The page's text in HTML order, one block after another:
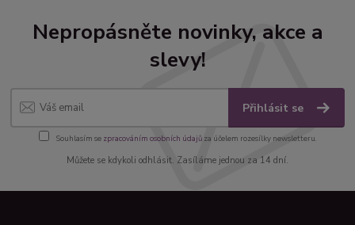
Nepropásněte novinky, akce a
slevy!
Přihlásit se
Souhlasím se zpracováním osobních údajůza účelem rozesílky newsletteru.
Můžete se kdykoli odhlásit. Zasíláme jednou za 14 dní.